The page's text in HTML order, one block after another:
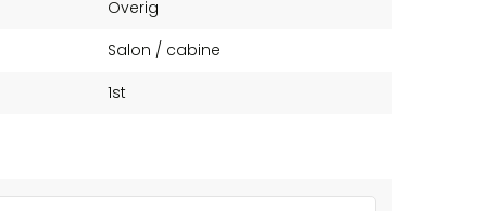
Overig
Salon / cabine
1st